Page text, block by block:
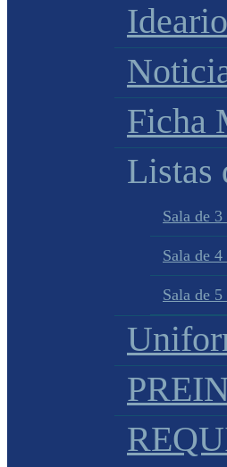
Ideario
Ficha
Listas
Sala de 3
Sala de 4
Sala de 5